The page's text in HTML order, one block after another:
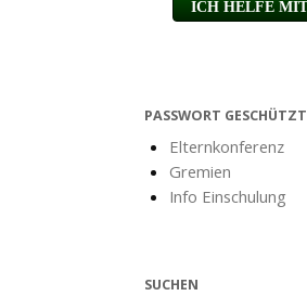
PASSWORT GESCHÜTZT
Elternkonferenz
Gremien
Info Einschulung
SUCHEN